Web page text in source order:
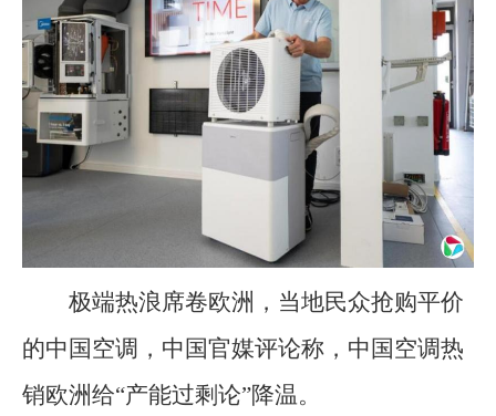
极端热浪席卷欧洲，当地民众抢购平价
的中国空调，中国官媒评论称，中国空调热
销欧洲给“产能过剩论”降温。